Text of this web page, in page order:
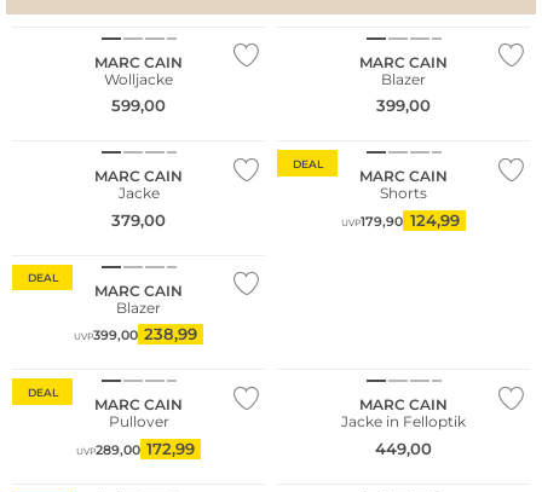
MARC CAIN
Wolljacke
599,00
MARC CAIN
Blazer
399,00
MARC CAIN
Jacke
379,00
DEAL
MARC CAIN
Shorts
UVP179,90 124,99
DEAL
MARC CAIN
Blazer
UVP399,00 238,99
DEAL
MARC CAIN
Pullover
UVP289,00 172,99
MARC CAIN
Jacke in Felloptik
449,00